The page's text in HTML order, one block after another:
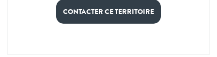
CONTACTER CE TERRITOIRE